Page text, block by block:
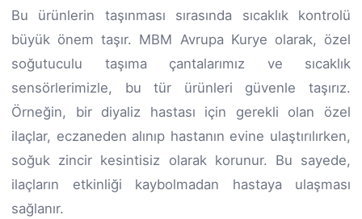
Bu ürünlerin taşınması sırasında sıcaklık kontrolü
büyük önem taşır. MBM Avrupa Kurye olarak, özel
soğutuculu taşıma çantalarımız ve sıcaklık
sensörlerimizle, bu tür ürünleri güvenle taşırız.
Örneğin, bir diyaliz hastası için gerekli olan özel
ilaçlar, eczaneden alınıp hastanın evine ulaştırılırken,
soğuk zincir kesintisiz olarak korunur. Bu sayede,
ilaçların etkinliği kaybolmadan hastaya ulaşması
sağlanır.